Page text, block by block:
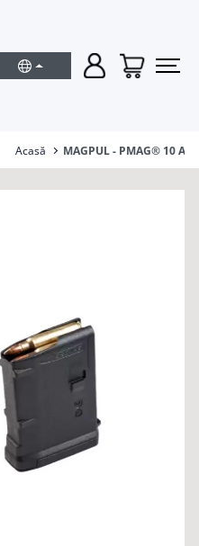
Acasă MAGPUL - PMAG® 10